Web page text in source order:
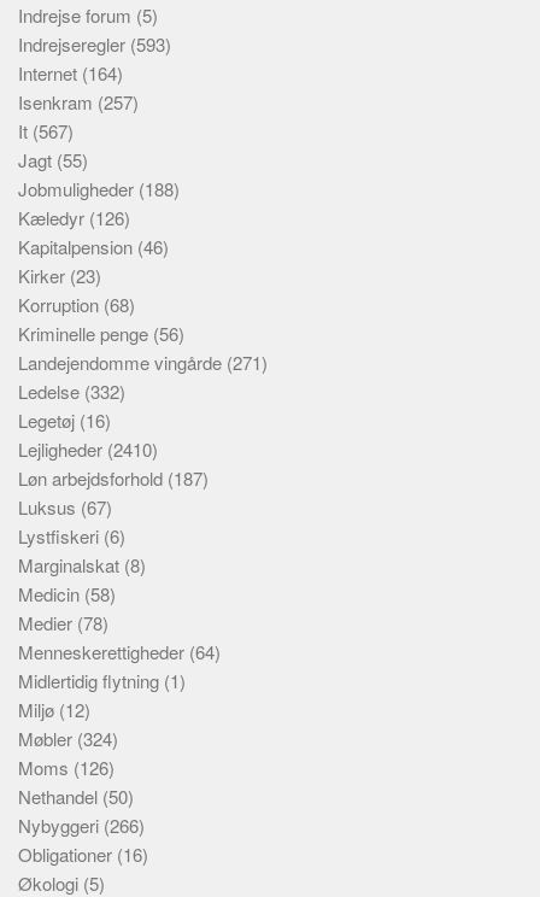
Indrejse forum (5)
Indrejseregler (593)
Internet (164)
Isenkram (257)
It (567)
Jagt (55)
Jobmuligheder (188)
Kæledyr (126)
Kapitalpension (46)
Kirker (23)
Korruption (68)
Kriminelle penge (56)
Landejendomme vingårde (271)
Ledelse (332)
Legetøj (16)
Lejligheder (2410)
Løn arbejdsforhold (187)
Luksus (67)
Lystfiskeri (6)
Marginalskat (8)
Medicin (58)
Medier (78)
Menneskerettigheder (64)
Midlertidig flytning (1)
Miljø (12)
Møbler (324)
Moms (126)
Nethandel (50)
Nybyggeri (266)
Obligationer (16)
Økologi (5)